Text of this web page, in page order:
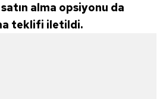
alma opsiyonu da
teklifi iletildi.